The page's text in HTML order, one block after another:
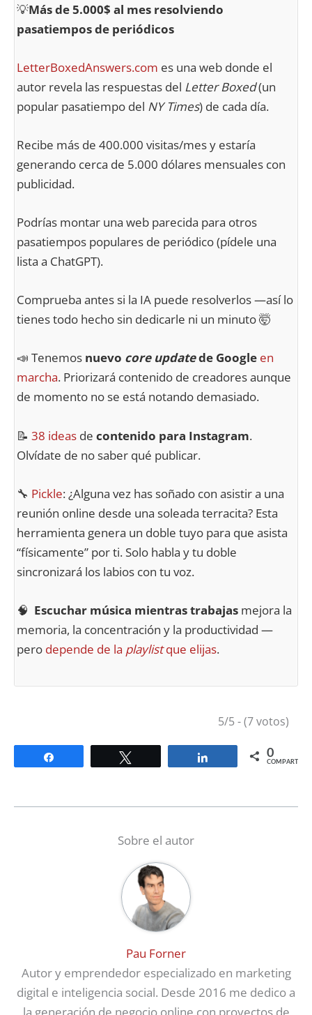
💡Más de 5.000$ al mes resolviendo
pasatiempos de periódicos
LetterBoxedAnswers.com es una web donde el
autor revela las respuestas del Letter Boxed(un
popular pasatiempo del NY Times) de cada día.
Recibe más de 400.000 visitas/mes y estaría
generando cerca de 5.000 dólares mensuales con
publicidad.
Podrías montar una web parecida para otros
pasatiempos populares de periódico (pídele una
lista a ChatGPT).
Comprueba antes si la IA puede resolverlos —así lo
tienes todo hecho sin dedicarle ni un minuto 🤯
📣 Tenemos nuevo core updatede Google en
marcha. Priorizará contenido de creadores aunque
de momento no se está notando demasiado.
📝 38 ideasde contenido para Instagram.
Olvídate de no saber qué publicar.
🔧 Pickle: ¿Alguna vez has soñado con asistir a una
reunión online desde una soleada terracita? Esta
herramienta genera un doble tuyo para que asista
“físicamente” por ti. Solo habla y tu doble
sincronizará los labios con tu voz.
🧠 Escuchar música mientras trabajasmejora la
memoria, la concentración y la productividad —
pero depende de la playlistque elijas.
5/5 - (7 votos)
Compartir 0
COMPARTIR
Sobre el autor
Pau Forner
Autor y emprendedor especializado en marketing
digital e inteligencia social. Desde 2016 me dedico a